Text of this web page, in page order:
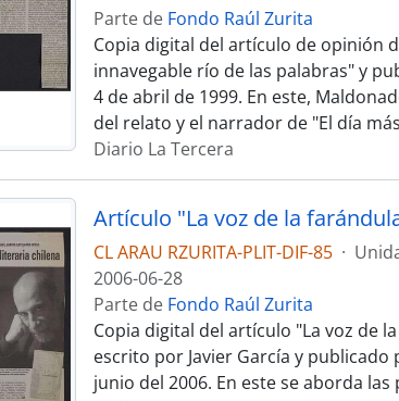
Parte de Fondo Raúl Zurita
Copia digital del artículo de opinión
innavegable río de las palabras" y
4 de abril de 1999. En este,
del relato y el narrador de "El día más
Diario La Tercera
CL ARAU RZURITA-PLIT-DIF-85 ·
2006-06-28
Parte de Fondo Raúl Zurita
Copia digital del artículo "La voz de
escrito por Javier García y publicado
junio del 2006. En este se aborda